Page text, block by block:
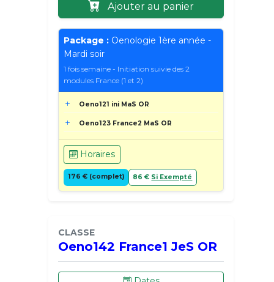
Ajouter au panier
Package : Oenologie 1ère année -
Mardi soir
1 fois semaine - Initiation suivie des 2
modules France (1 et 2)
Oeno121 ini MaS OR
Oeno123 France2 MaS OR
Horaires
176 € (complet) 86 € Si Exempté
CLASSE
Oeno142 France1 JeS OR